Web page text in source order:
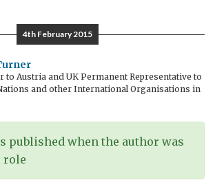
4th February 2015
to Austria and UK Permanent Representative to
and other International Organisations in
published when the author was
role